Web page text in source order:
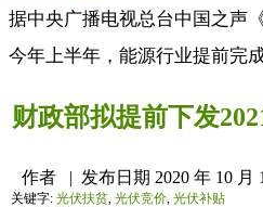
据中央广播电视总台中国之声
今年上半年，能源行业提前完
财政部拟提前下发
作者 | 发布日期 2020 年 10 月
关键字: 光伏扶贫, 光伏竞价, 光伏补贴